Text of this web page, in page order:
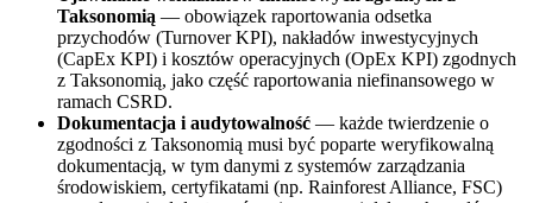
Taksonomią — obowiązek raportowania odsetka
przychodów (Turnover KPI), nakładów inwestycyjnych
(CapEx KPI) i kosztów operacyjnych (OpEx KPI) zgodnych
z Taksonomią, jako część raportowania niefinansowego w
ramach CSRD.
Dokumentacja i audytowalność — każde twierdzenie o
zgodności z Taksonomią musi być poparte weryfikowalną
dokumentacją, w tym danymi z systemów zarządzania
środowiskiem, certyfikatami (np. Rainforest Alliance, FSC)